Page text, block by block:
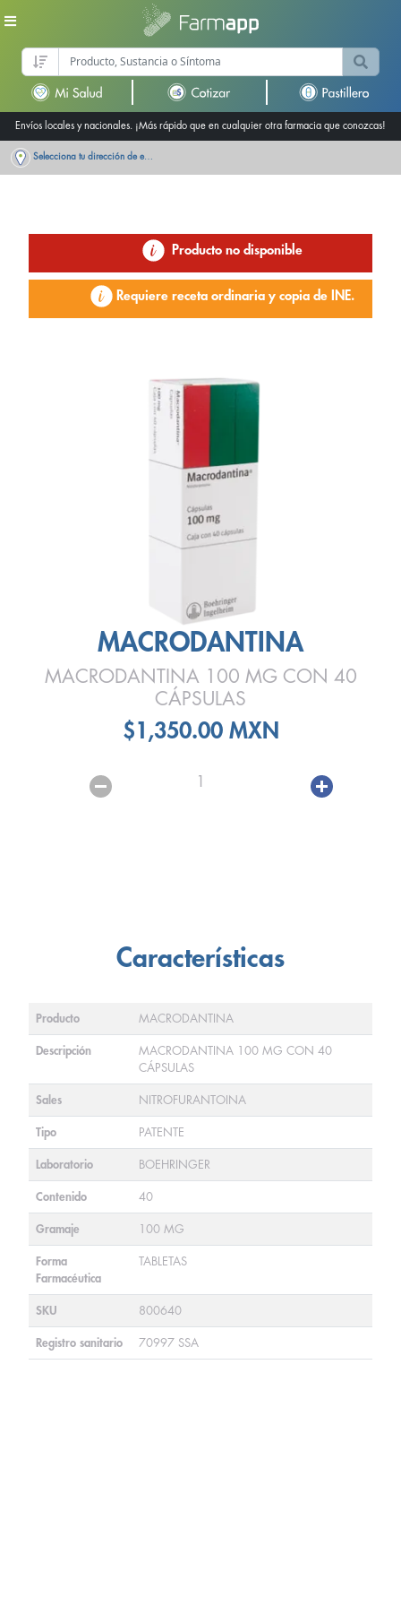
Envíos locales y nacionales. ¡Más rápido que en cualquier otra farmacia que conozcas!
Selecciona tu dirección de entrega
Producto no disponible
Requiere receta ordinaria y copia de INE.
MACRODANTINA
MACRODANTINA 100 MG CON 40
CÁPSULAS
$1,350.00 MXN
1
Características
Producto MACRODANTINA
Descripción
MACRODANTINA 100 MG CON 40
CÁPSULAS
Sales NITROFURANTOINA
Tipo PATENTE
Laboratorio BOEHRINGER
Contenido 40
Gramaje 100 MG
Forma
Farmacéutica
TABLETAS
SKU 800640
Registro sanitario 70997 SSA